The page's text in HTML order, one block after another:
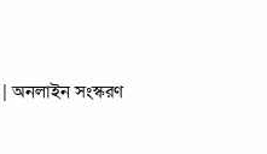
| অনলাইন সংস্করণ